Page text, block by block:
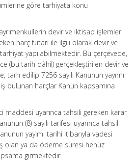
göre tarhiyata konu
devir ve iktisap işlemleri
harç tutarı ile ilgili olarak devir ve
yapılabilmektedir. Bu çerçevede,
(bu tarih dâhil) gerçekleştirilen devir ve
edilip 7256 sayılı Kanunun yayımı
bulunan harçlar Kanun kapsamına
maddesi uyarınca tahsili gereken karar
(8) sayılı tarifesi uyarınca tahsil
yayımı tarihi itibarıyla vadesi
olan ya da ödeme süresi henüz
girmektedir.